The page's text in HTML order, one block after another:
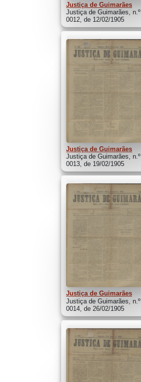
Justiça de Guimarães
Justiça de Guimarães, n.º
0012, de 12/02/1905
Justiça de Guimarães
Justiça de Guimarães, n.º
0013, de 19/02/1905
Justiça de Guimarães
Justiça de Guimarães, n.º
0014, de 26/02/1905